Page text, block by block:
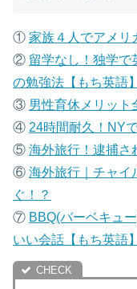
① 家族４人でアメリ
② 留学なし！独学で
の勉強法【もち英語】
③ 男性育休メリット
④ 24時間耐久！NY
⑤ 海外旅行！逮捕さ
⑥ 海外旅行｜チャイ
ぐ！？
⑦ BBQ(バーベキュ
いい会話【もち英語】